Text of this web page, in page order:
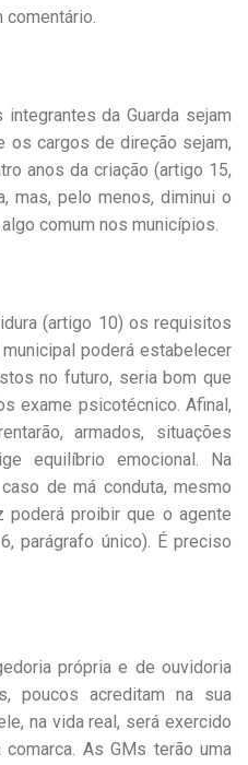
da Guarda sejam
os cargos de direção sejam,
anos da criação (artigo 15,
mas, pelo menos, diminui o
comum nos municípios.
(artigo 10) os requisitos
poderá estabelecer
no futuro, seria bom que
exame psicotécnico. Afinal,
armados, situações
equilíbrio emocional. Na
de má conduta, mesmo
poderá proibir que o agente
parágrafo único). É preciso
própria e de ouvidoria
poucos acreditam na sua
na vida real, será exercido
As GMs terão uma